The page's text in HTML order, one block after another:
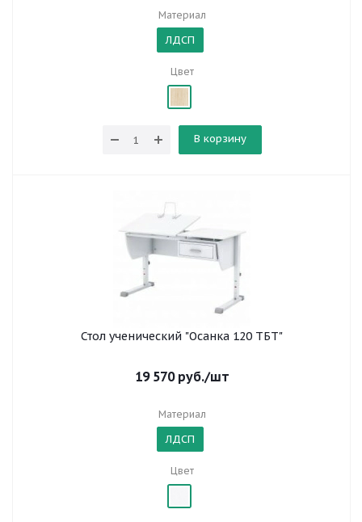
Материал
ЛДСП
Цвет
В корзину
Стол ученический "Осанка 120 ТБТ"
19 570руб./шт
Материал
ЛДСП
Цвет